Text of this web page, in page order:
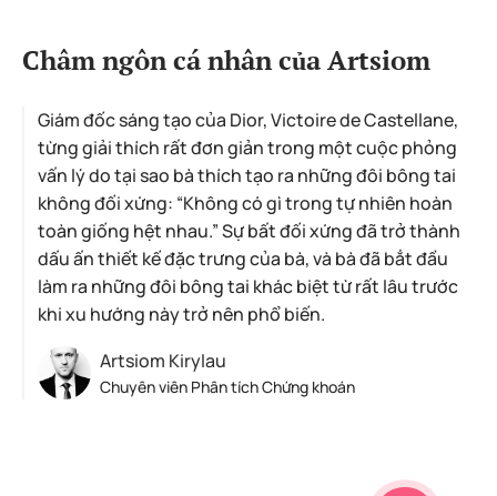
Châm ngôn cá nhân của Artsiom
Giám đốc sáng tạo của Dior, Victoire de Castellane,
từng giải thích rất đơn giản trong một cuộc phỏng
vấn lý do tại sao bà thích tạo ra những đôi bông tai
không đối xứng: “Không có gì trong tự nhiên hoàn
toàn giống hệt nhau.” Sự bất đối xứng đã trở thành
dấu ấn thiết kế đặc trưng của bà, và bà đã bắt đầu
làm ra những đôi bông tai khác biệt từ rất lâu trước
khi xu hướng này trở nên phổ biến.
Artsiom Kirylau
Chuyên viên Phân tích Chứng khoán